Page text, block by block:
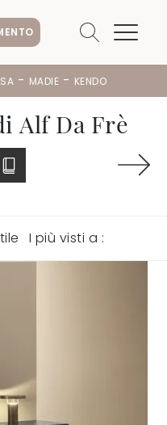
- MADIE - KENDO
Alf Da Frè
I più visti a :